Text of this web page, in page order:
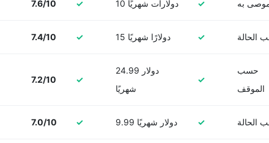
7.6/10 ✓ 10 دولارات شهريًا ✓ به
7.4/10 ✓ 15 دولارًا شهريًا ✓ الحالة
7.2/10 ✓
24.99 دولار
شهريًا
✓
حسب
الموقف
7.0/10 ✓ 9.99 دولار شهريًا ✓ الحالة